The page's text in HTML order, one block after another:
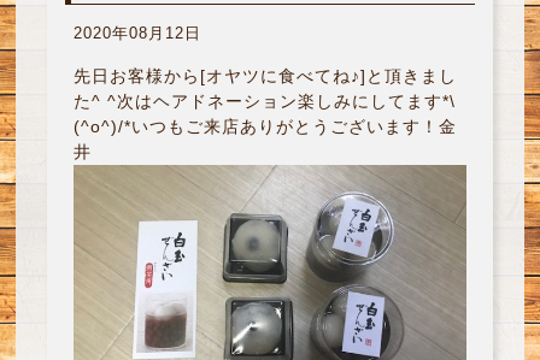
2020年08月12日
先日お客様から[オヤツに食べてね♪]と頂きまし
た^ ^次はヘアドネーション楽しみにしてます*\
(^o^)/*いつもご来店ありがとうございます！金
井